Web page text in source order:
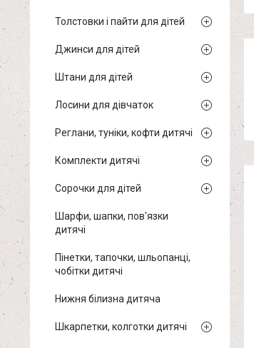
Толстовки і пайти для дітей
Джинси для дітей
Штани для дітей
Лосини для дівчаток
Реглани, туніки, кофти дитячі
Комплекти дитячі
Сорочки для дітей
Шарфи, шапки, пов'язки
дитячі
Пінетки, тапочки, шльопанці,
чобітки дитячі
Нижня білизна дитяча
Шкарпетки, колготки дитячі